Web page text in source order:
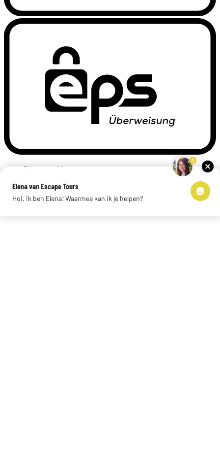
Privacyverklaring
Links
© 2026 Escape Tours
1
Elena van Escape Tours
Hoi, ik ben Elena! Waarmee kan ik je helpen?